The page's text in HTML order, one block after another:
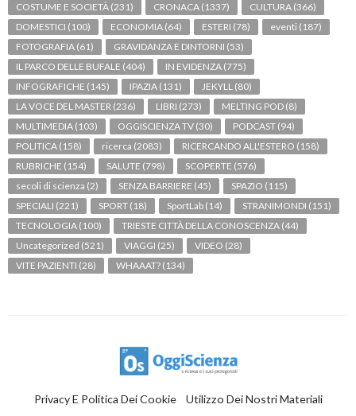
COSTUME E SOCIETÀ (231) CRONACA (1337) CULTURA (366)
DOMESTICI (100) ECONOMIA (64) ESTERI (78) eventi (187)
FOTOGRAFIA (61) GRAVIDANZA E DINTORNI (53)
IL PARCO DELLE BUFALE (404) IN EVIDENZA (775)
INFOGRAFICHE (145) IPAZIA (131) JEKYLL (80)
LA VOCE DEL MASTER (236) LIBRI (273) MELTING POD (8)
MULTIMEDIA (103) OGGISCIENZA TV (30) PODCAST (94)
POLITICA (158) ricerca (2083) RICERCANDO ALL'ESTERO (158)
RUBRICHE (154) SALUTE (798) SCOPERTE (576)
secoli di scienza (2) SENZA BARRIERE (45) SPAZIO (115)
SPECIALI (221) SPORT (18) SportLab (14) STRANIMONDI (151)
TECNOLOGIA (100) TRIESTE CITTÀ DELLA CONOSCENZA (44)
Uncategorized (521) VIAGGI (25) VIDEO (28)
VITE PAZIENTI (28) WHAAAT? (134)
Privacy E Politica Dei Cookie Utilizzo Dei Nostri Materiali